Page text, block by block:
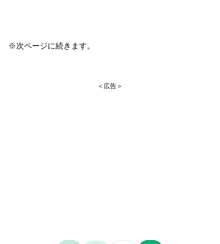
※次ページに続きます。
＜広告＞